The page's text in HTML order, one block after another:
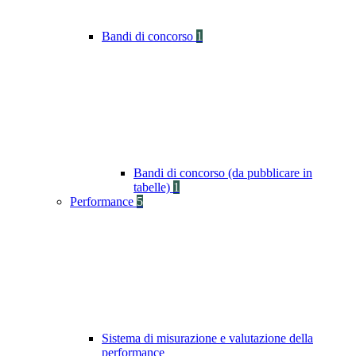
Bandi di concorso 1
Bandi di concorso (da pubblicare in
tabelle) 1
Performance 5
Sistema di misurazione e valutazione della
performance